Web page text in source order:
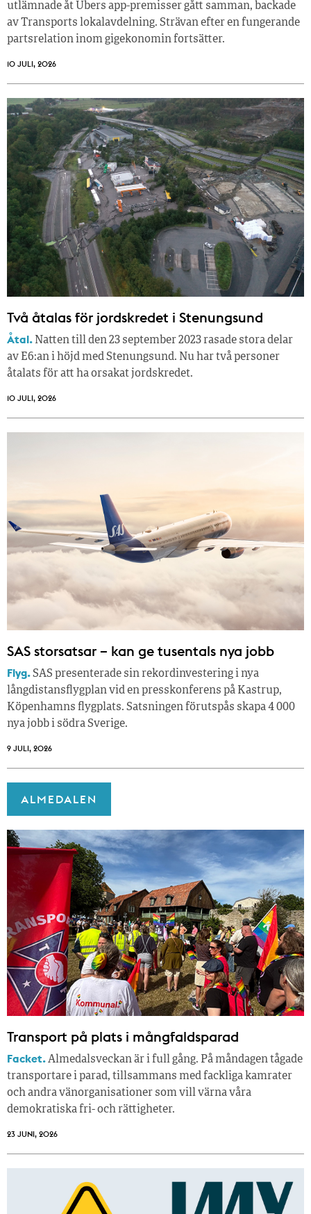
utlämnade åt Ubers app-premisser gått samman, backade
av Transports lokalavdelning. Strävan efter en fungerande
partsrelation inom gigekonomin fortsätter.
10 JULI, 2026
Två åtalas för jordskredet i Stenungsund
Åtal. Natten till den 23 september 2023 rasade stora delar
av E6:an i höjd med Stenungsund. Nu har två personer
åtalats för att ha orsakat jordskredet.
10 JULI, 2026
SAS storsatsar – kan ge tusentals nya jobb
Flyg.SAS presenterade sin rekordinvestering i nya
långdistansflygplan vid en presskonferens på Kastrup,
Köpenhamns flygplats. Satsningen förutspås skapa 4 000
nya jobb i södra Sverige.
9 JULI, 2026
ALMEDALEN
Transport på plats i mångfaldsparad
Facket.Almedalsveckan är i full gång. På måndagen tågade
transportare i parad, tillsammans med fackliga kamrater
och andra vänorganisationer som vill värna våra
demokratiska fri- och rättigheter.
23 JUNI, 2026